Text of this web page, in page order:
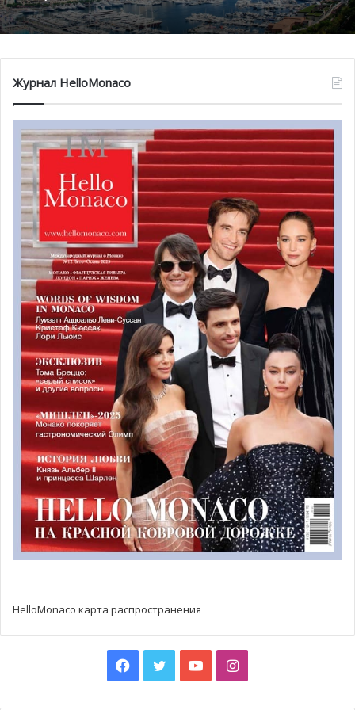
При разработке нового Устава монакские специалисты
руководствовались четырьмя основными целями и
задачами. Княжеское правительство особенно
подчеркнуло свое стремление ограничить потребление
энергии, сохранить дикий растительный и животный
В заключении исследования были определены две
категории зданий, нуждающиеся в освещении, при этом
каждая из них в соответствии с определенными
Благотворительный забег в Монако
помог детям на пяти континентах
Журнал HelloMonaco
HelloMonaco карта распространения
Facebook
TwitterYouTubeInstagram